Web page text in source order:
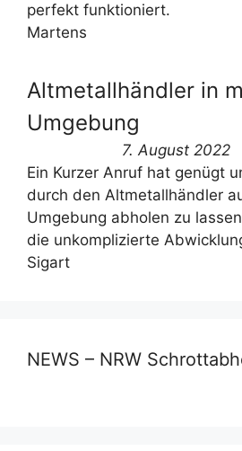
perfekt funktioniert.
Martens
Altmetallhändler in
Umgebung
7. August 2022
Ein Kurzer Anruf hat genügt
durch den Altmetallhändler
Umgebung abholen zu
die unkomplizierte
Sigart
NEWS – NRW